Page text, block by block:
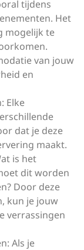
tijdens
Het
mogelijk te
van jouw
en
Elke
dat je deze
maakt.
is het
dit worden
Door deze
kun je jouw
verrassingen
Als je